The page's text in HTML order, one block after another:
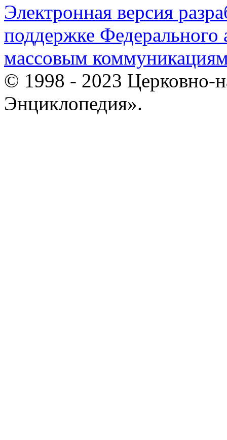
Электронная версия
поддержке Федерального
массовым
© 1998 - 2023 Церковно-
Энциклопедия».